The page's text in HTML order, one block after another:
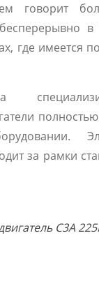
говорит
где имеется
за рамки
C3A